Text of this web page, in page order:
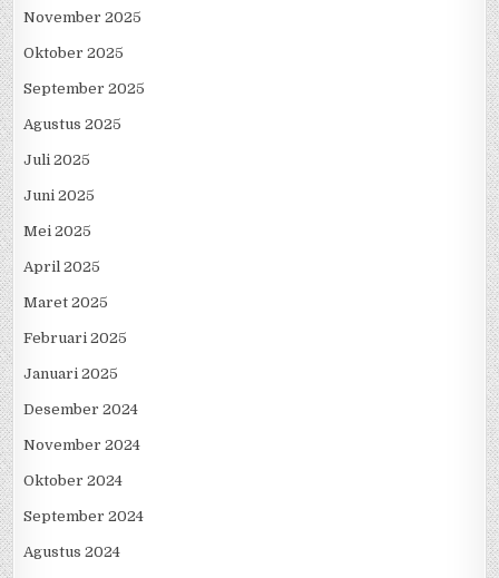
November 2025
Oktober 2025
September 2025
Agustus 2025
Juli 2025
Juni 2025
Mei 2025
April 2025
Maret 2025
Februari 2025
Januari 2025
Desember 2024
November 2024
Oktober 2024
September 2024
Agustus 2024